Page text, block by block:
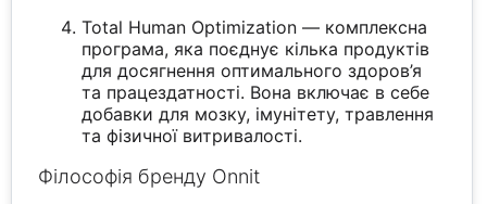
Total Human Optimization — комплексна
програма, яка поєднує кілька продуктів
для досягнення оптимального здоров’я
та працездатності. Вона включає в себе
добавки для мозку, імунітету, травлення
та фізичної витривалості.
Філософія бренду Onnit